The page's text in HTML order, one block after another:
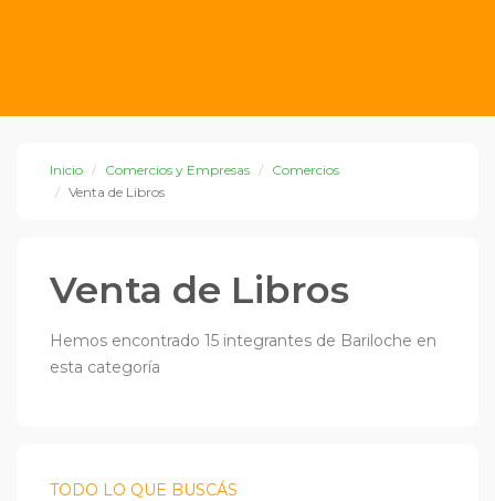
Inicio Comercios y Empresas
Comercios
Venta de Libros
Venta de Libros
Hemos encontrado 15 integrantes de Bariloche en
esta categoría
TODO LO QUE BUSCÁS